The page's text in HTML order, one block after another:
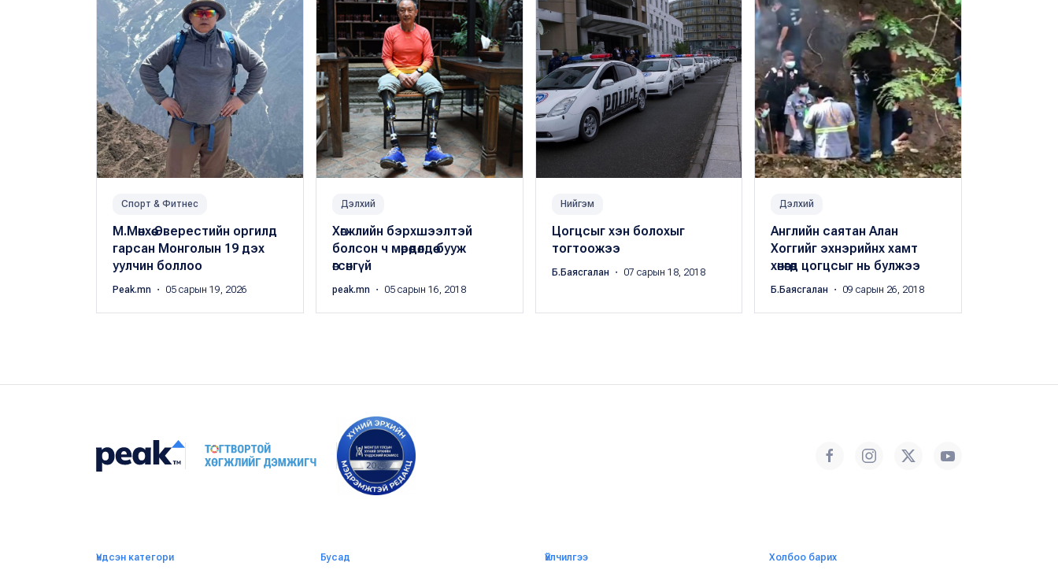
Спорт & Фитнес
М.Мөнхөө Эверестийн оргилд
гарсан Монголын 19 дэх
уулчин боллоо
Peak.mn ・ 05 сарын 19, 2026
Дэлхий
Хөгжлийн бэрхшээлтэй
болсон ч мөрөөдөлдөө бууж
өгсөнгүй
peak.mn ・ 05 сарын 16, 2018
Нийгэм
Цогцсыг хэн болохыг
тогтоожээ
Б.Баясгалан ・ 07 сарын 18, 2018
Дэлхий
Английн саятан Алан
Хоггийг эхнэрийнх хамт
хөнөөгөөд цогцсыг нь булжээ
Б.Баясгалан ・ 09 сарын 26, 2018
Үндсэн категори Бусад Үйлчилгээ Холбоо барих